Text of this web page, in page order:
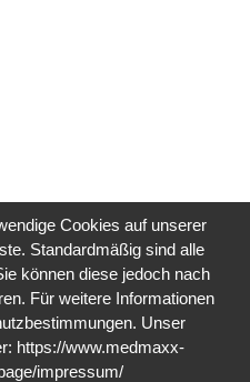
Cookies auf unserer
Standardmäßig sind alle
können diese jedoch nach
Für weitere Informationen
Unser
https://www.medmaxx-
impressum/